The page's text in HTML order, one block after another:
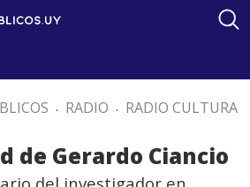
. RADIO . RADIO CULTURA
de Gerardo Ciancio